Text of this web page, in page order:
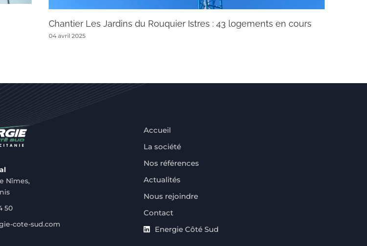
Chantier Les Jardins du Rouquier Istres : 43 logements en cours
04 avril 2025
Nîmes,
50
cote-sud.com
Accueil
La société
Nos références
Actualités
Nous rejoindre
Contact
Energie Côté Sud